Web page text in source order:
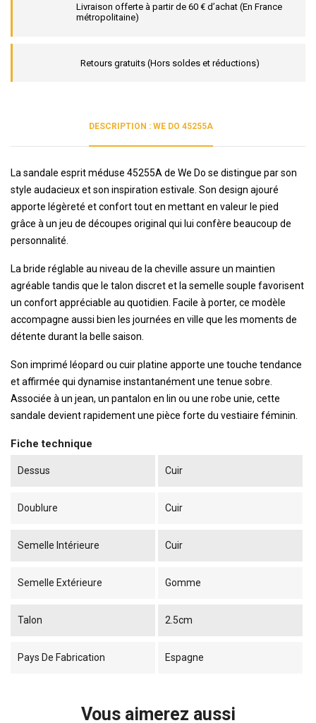
Livraison offerte à partir de 60 € d’achat (En France
métropolitaine)
Retours gratuits (Hors soldes et réductions)
DESCRIPTION : WE DO 45255A
La sandale esprit méduse 45255A de We Do se distingue par son
style audacieux et son inspiration estivale. Son design ajouré
apporte légèreté et confort tout en mettant en valeur le pied
grâce à un jeu de découpes original qui lui confère beaucoup de
personnalité.
La bride réglable au niveau de la cheville assure un maintien
agréable tandis que le talon discret et la semelle souple favorisent
un confort appréciable au quotidien. Facile à porter, ce modèle
accompagne aussi bien les journées en ville que les moments de
détente durant la belle saison.
Son imprimé léopard ou cuir platine apporte une touche tendance
et affirmée qui dynamise instantanément une tenue sobre.
Associée à un jean, un pantalon en lin ou une robe unie, cette
sandale devient rapidement une pièce forte du vestiaire féminin.
Fiche technique
Dessus Cuir
Doublure Cuir
Semelle Intérieure Cuir
Semelle Extérieure Gomme
Talon 2.5cm
Pays De Fabrication Espagne
Vous aimerez aussi